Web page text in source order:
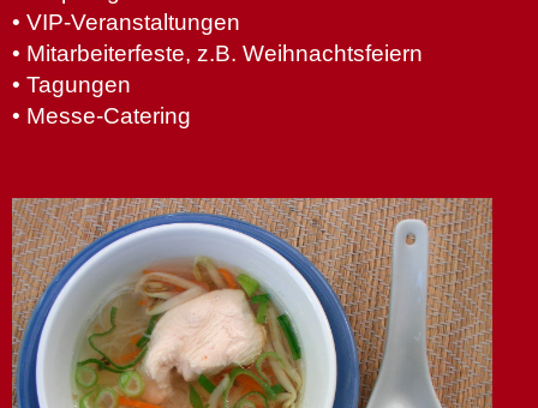
• VIP-Veranstaltungen
• Mitarbeiterfeste, z.B. Weihnachtsfeiern
• Tagungen
• Messe-Catering